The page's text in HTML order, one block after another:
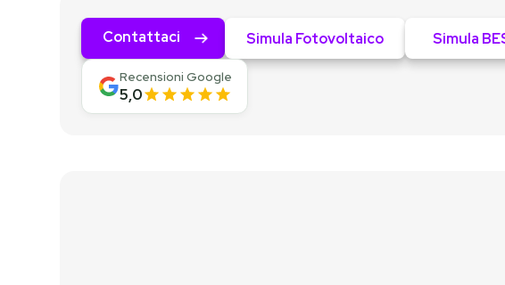
Contattaci Simula Fotovoltaico Simula
Recensioni Google
5,0